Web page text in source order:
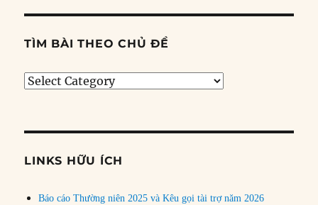
TÌM BÀI THEO CHỦ ĐỀ
Tìm
đề
LINKS HỮU ÍCH
Báo cáo Thường niên 2025 và Kêu gọi tài trợ năm 2026